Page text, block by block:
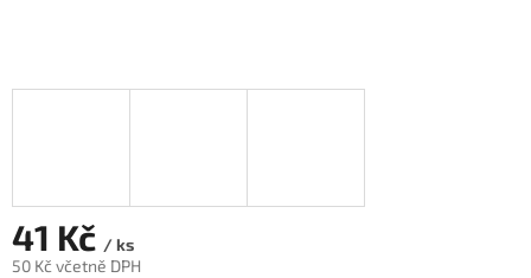
41 Kč / ks
50 Kč včetně DPH